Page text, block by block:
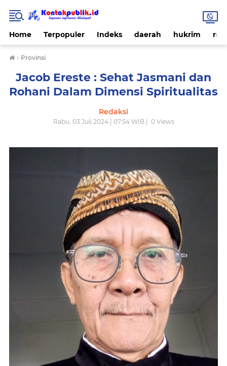
Home Terpopuler Indeks daerah hukrim
› Provinsi
Jacob Ereste : Sehat Jasmani dan
Rohani Dalam Dimensi Spiritualitas
Redaksi
Rabu, 03 Juli 2024 | 07.54 WIB | 0Views